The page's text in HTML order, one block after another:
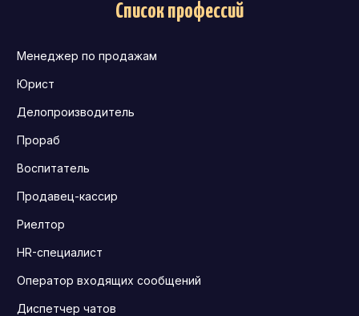
Список профессий
Менеджер по продажам
Юрист
Делопроизводитель
Прораб
Воспитатель
Продавец-кассир
Риелтор
HR-специалист
Оператор входящих сообщений
Диспетчер чатов